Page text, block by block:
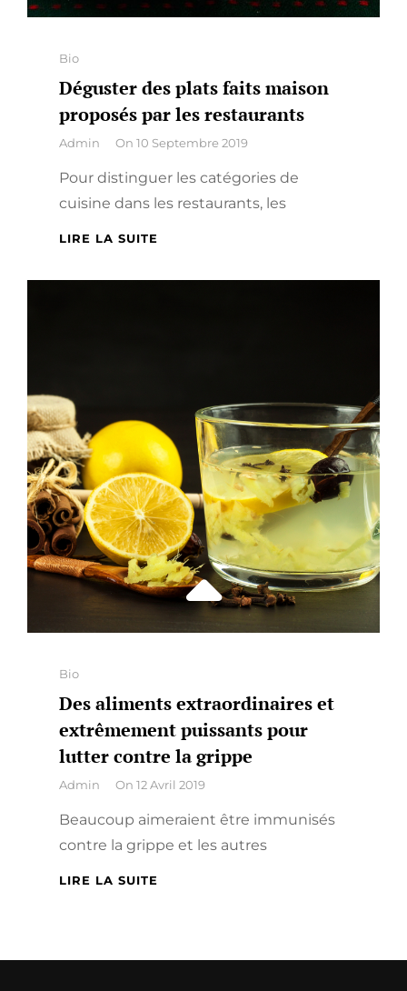
Categories
Bio
Déguster des plats faits maison
proposés par les restaurants
By
Admin On 10 Septembre 2019
Pour distinguer les catégories de
cuisine dans les restaurants, les
LIRE LA SUITE
Categories
Bio
Des aliments extraordinaires et
extrêmement puissants pour
lutter contre la grippe
By
Admin On 12 Avril 2019
Beaucoup aimeraient être immunisés
contre la grippe et les autres
LIRE LA SUITE